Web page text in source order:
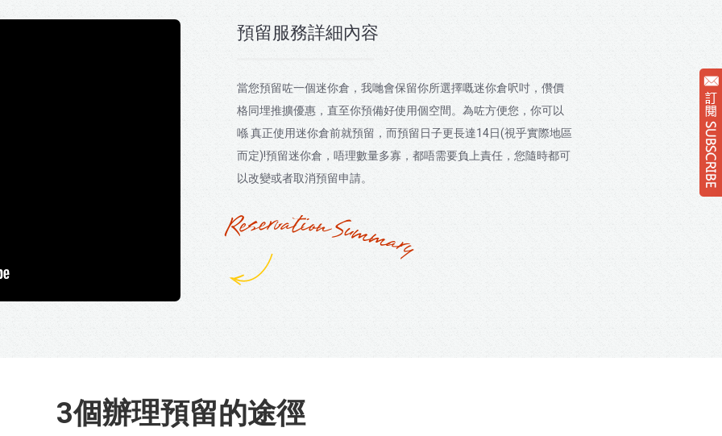
預留服務詳細內容
當您預留咗一個迷你倉，我哋會保留你所選擇嘅迷你倉呎吋，儹價
格同埋推擴優惠，直至你預備好使用個空間。為咗方便您，你可以
喺 真正使用迷你倉前就預留，而預留日子更長達14日(視乎實際地區
而定)!預留迷你倉，唔理數量多寡，都唔需要負上責任，您隨時都可
以改變或者取消預留申請。
3個辦理預留的途徑